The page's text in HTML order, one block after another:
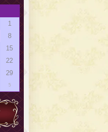
1
8
15
22
29
5